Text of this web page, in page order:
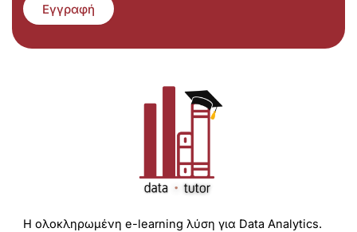
Εγγραφή
Η ολοκληρωμένη e-learning λύση για Data Analytics.